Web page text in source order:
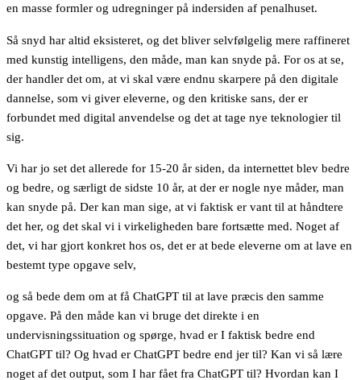
en masse formler og udregninger på indersiden af penalhuset.
Så snyd har altid eksisteret, og det bliver selvfølgelig mere raffineret
med kunstig intelligens, den måde, man kan snyde på. For os at se,
der handler det om, at vi skal være endnu skarpere på den digitale
dannelse, som vi giver eleverne, og den kritiske sans, der er
forbundet med digital anvendelse og det at tage nye teknologier til
sig.
Vi har jo set det allerede for 15-20 år siden, da internettet blev bedre
og bedre, og særligt de sidste 10 år, at der er nogle nye måder, man
kan snyde på. Der kan man sige, at vi faktisk er vant til at håndtere
det her, og det skal vi i virkeligheden bare fortsætte med. Noget af
det, vi har gjort konkret hos os, det er at bede eleverne om at lave en
bestemt type opgave selv,
og så bede dem om at få ChatGPT til at lave præcis den samme
opgave. På den måde kan vi bruge det direkte i en
undervisningssituation og spørge, hvad er I faktisk bedre end
ChatGPT til? Og hvad er ChatGPT bedre end jer til? Kan vi så lære
noget af det output, som I har fået fra ChatGPT til? Hvordan kan I